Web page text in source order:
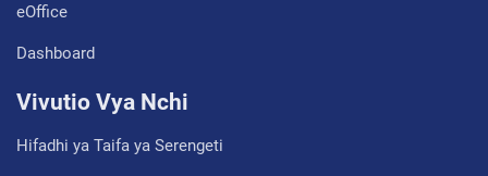
eOffice
Dashboard
Vivutio Vya Nchi
Hifadhi ya Taifa ya Serengeti